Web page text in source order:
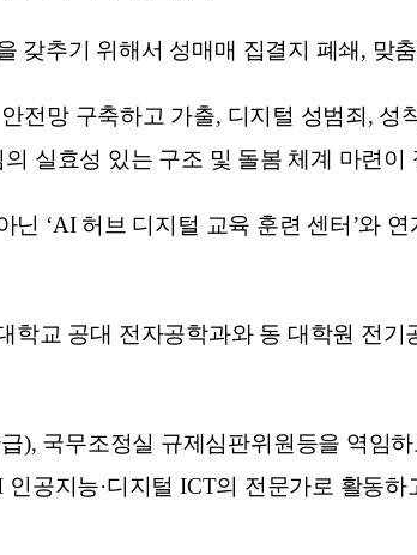
갖추기 위해서 성매매 집결지 폐쇄, 맞
전망 구축하고 가출, 디지털 성범죄,
실효성 있는 구조 및 돌봄 체계 마련이
‘AI 허브 디지털 교육 훈련 센터’와
교 공대 전자공학과와 동 대학원 전
), 국무조정실 규제심판위원등을 역임
공지능·디지털 ICT의 전문가로 활동